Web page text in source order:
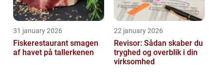
31 january 2026
Fiskerestaurant smagen
af havet på tallerkenen
22 january 2026
Revisor: Sådan skaber du
tryghed og overblik i din
virksomhed